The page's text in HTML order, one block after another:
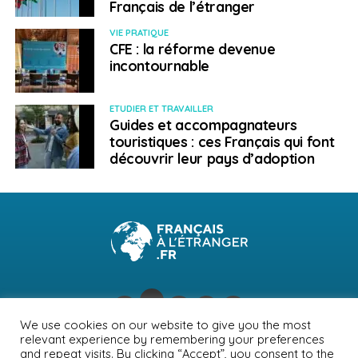
> Aller plus loin
Sa société: zak Ketex (DZK) Travel
SUJETS ASSOCIÉS: ESPAGNE
A SUIVRE
Norvège : l’expérience Erasmus sous Covid-19
Yessine Bessaïes, joueur de football français en
Français de l’étranger
VIE PRATIQUE
CFE : la réforme devenue
incontournable
ETUDIER ET TRAVAILLER
Guides et accompagnateurs
touristiques : ces Français qui font
découvrir leur pays d’adoption
NEWSLETTER PUBLICITÉ CONTACTS MENTIONS LÉGALES
We use cookies on our website to give you the most
relevant experience by remembering your preferences
and repeat visits. By clicking “Accept”, you consent to the